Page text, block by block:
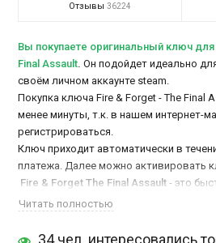
Отзывы 36224
Вы покупаете оригинальный ключ
Final Assault. Он подойдет идеально
своём личном аккаунте steam.
Покупка ключа Fire & Forget - The Final
менее минуты, т.к. в нашем интернет-
регистрироваться.
Ключ приходит автоматически в
платежа. Далее можно активировать
Fire & Forget The Final Assault - это
применением оружия и
катастроф. Бандитская группировка
Читать полностью
34 чел. интересовались